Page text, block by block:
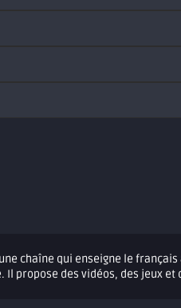
chaîne qui enseigne le
propose des vidéos, des jeux